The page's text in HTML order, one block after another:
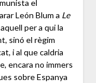
el
León Blum a Le
per a qui la
sinó el règim
i al que caldria
encara no immers
sobre Espanya